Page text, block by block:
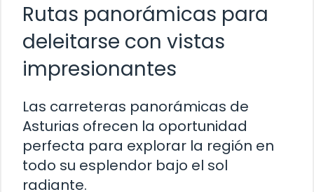
Rutas panorámicas para
deleitarse con vistas
impresionantes
Las carreteras panorámicas de
Asturias ofrecen la oportunidad
perfecta para explorar la región en
todo su esplendor bajo el sol
radiante.